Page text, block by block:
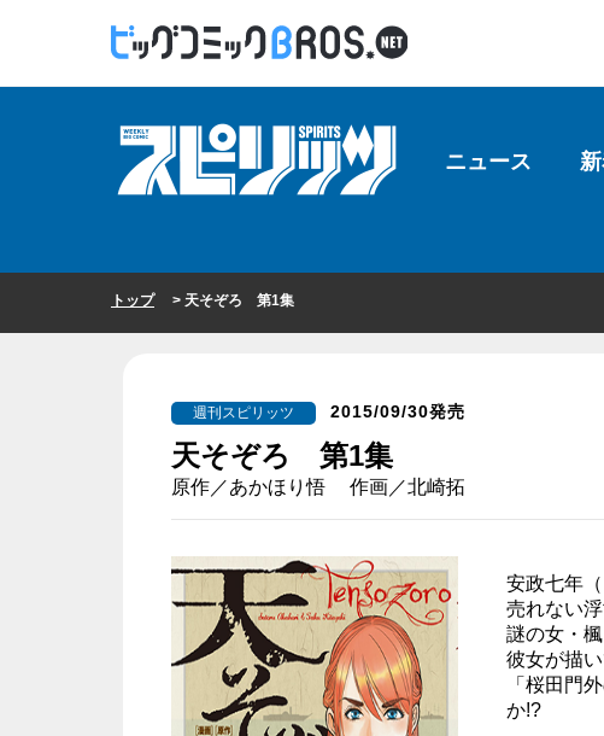
ニュース
トップ> 天そぞろ 第1集
週刊スピリッツ 2015/09/30発売
天そぞろ 第1集
原作／あかほり悟 作画／北崎拓
安政七年
売れない
謎の女・
彼女が描
「桜田門
か!?